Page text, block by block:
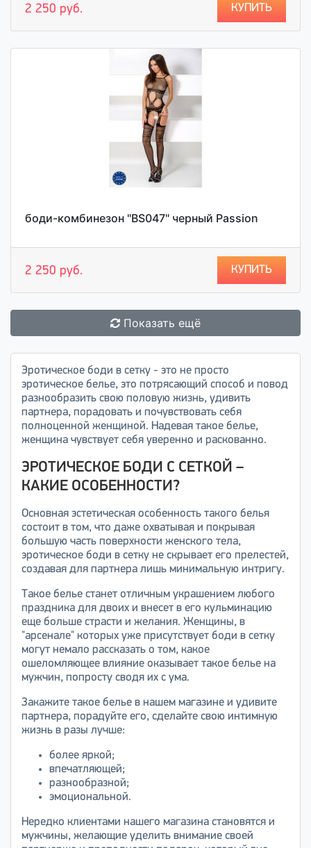
2 250 руб. КУПИТЬ
боди-комбинезон "BS047" черный Passion
2 250 руб. КУПИТЬ
Показать ещё
Эротическое боди в сетку - это не просто
эротическое белье, это потрясающий способ и повод
разнообразить свою половую жизнь, удивить
партнера, порадовать и почувствовать себя
полноценной женщиной. Надевая такое белье,
женщина чувствует себя уверенно и раскованно.
ЭРОТИЧЕСКОЕ БОДИ С СЕТКОЙ –
КАКИЕ ОСОБЕННОСТИ?
Основная эстетическая особенность такого белья
состоит в том, что даже охватывая и покрывая
большую часть поверхности женского тела,
эротическое боди в сетку не скрывает его прелестей,
создавая для партнера лишь минимальную интригу.
Такое белье станет отличным украшением любого
праздника для двоих и внесет в его кульминацию
еще больше страсти и желания. Женщины, в
"арсенале" которых уже присутствует боди в сетку
могут немало рассказать о том, какое
ошеломляющее влияние оказывает такое белье на
мужчин, попросту сводя их с ума.
Закажите такое белье в нашем магазине и удивите
партнера, порадуйте его, сделайте свою интимную
жизнь в разы лучше:
более яркой;
впечатляющей;
разнообразной;
эмоциональной.
Нередко клиентами нашего магазина становятся и
мужчины, желающие уделить внимание своей